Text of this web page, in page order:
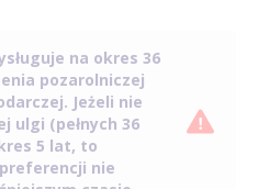
na okres 36
pozarolniczej
Jeżeli nie
ulgi (pełnych 36
5 lat, to
nie